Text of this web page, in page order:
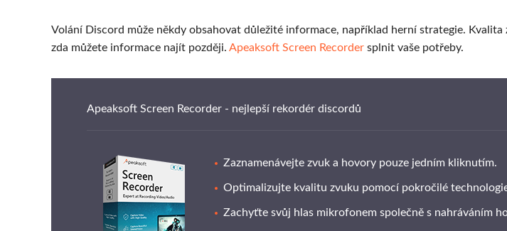
Volání Discord může někdy obsahovat důležité informace, například herní strategie. Kvalita
zda můžete informace najít později. Apeaksoft Screen Recorder splnit vaše potřeby.
Apeaksoft Screen Recorder - nejlepší rekordér discordů
Zaznamenávejte zvuk a hovory pouze jedním kliknutím.
Optimalizujte kvalitu zvuku pomocí pokročilé
Zachyťte svůj hlas mikrofonem společně s nahráváním